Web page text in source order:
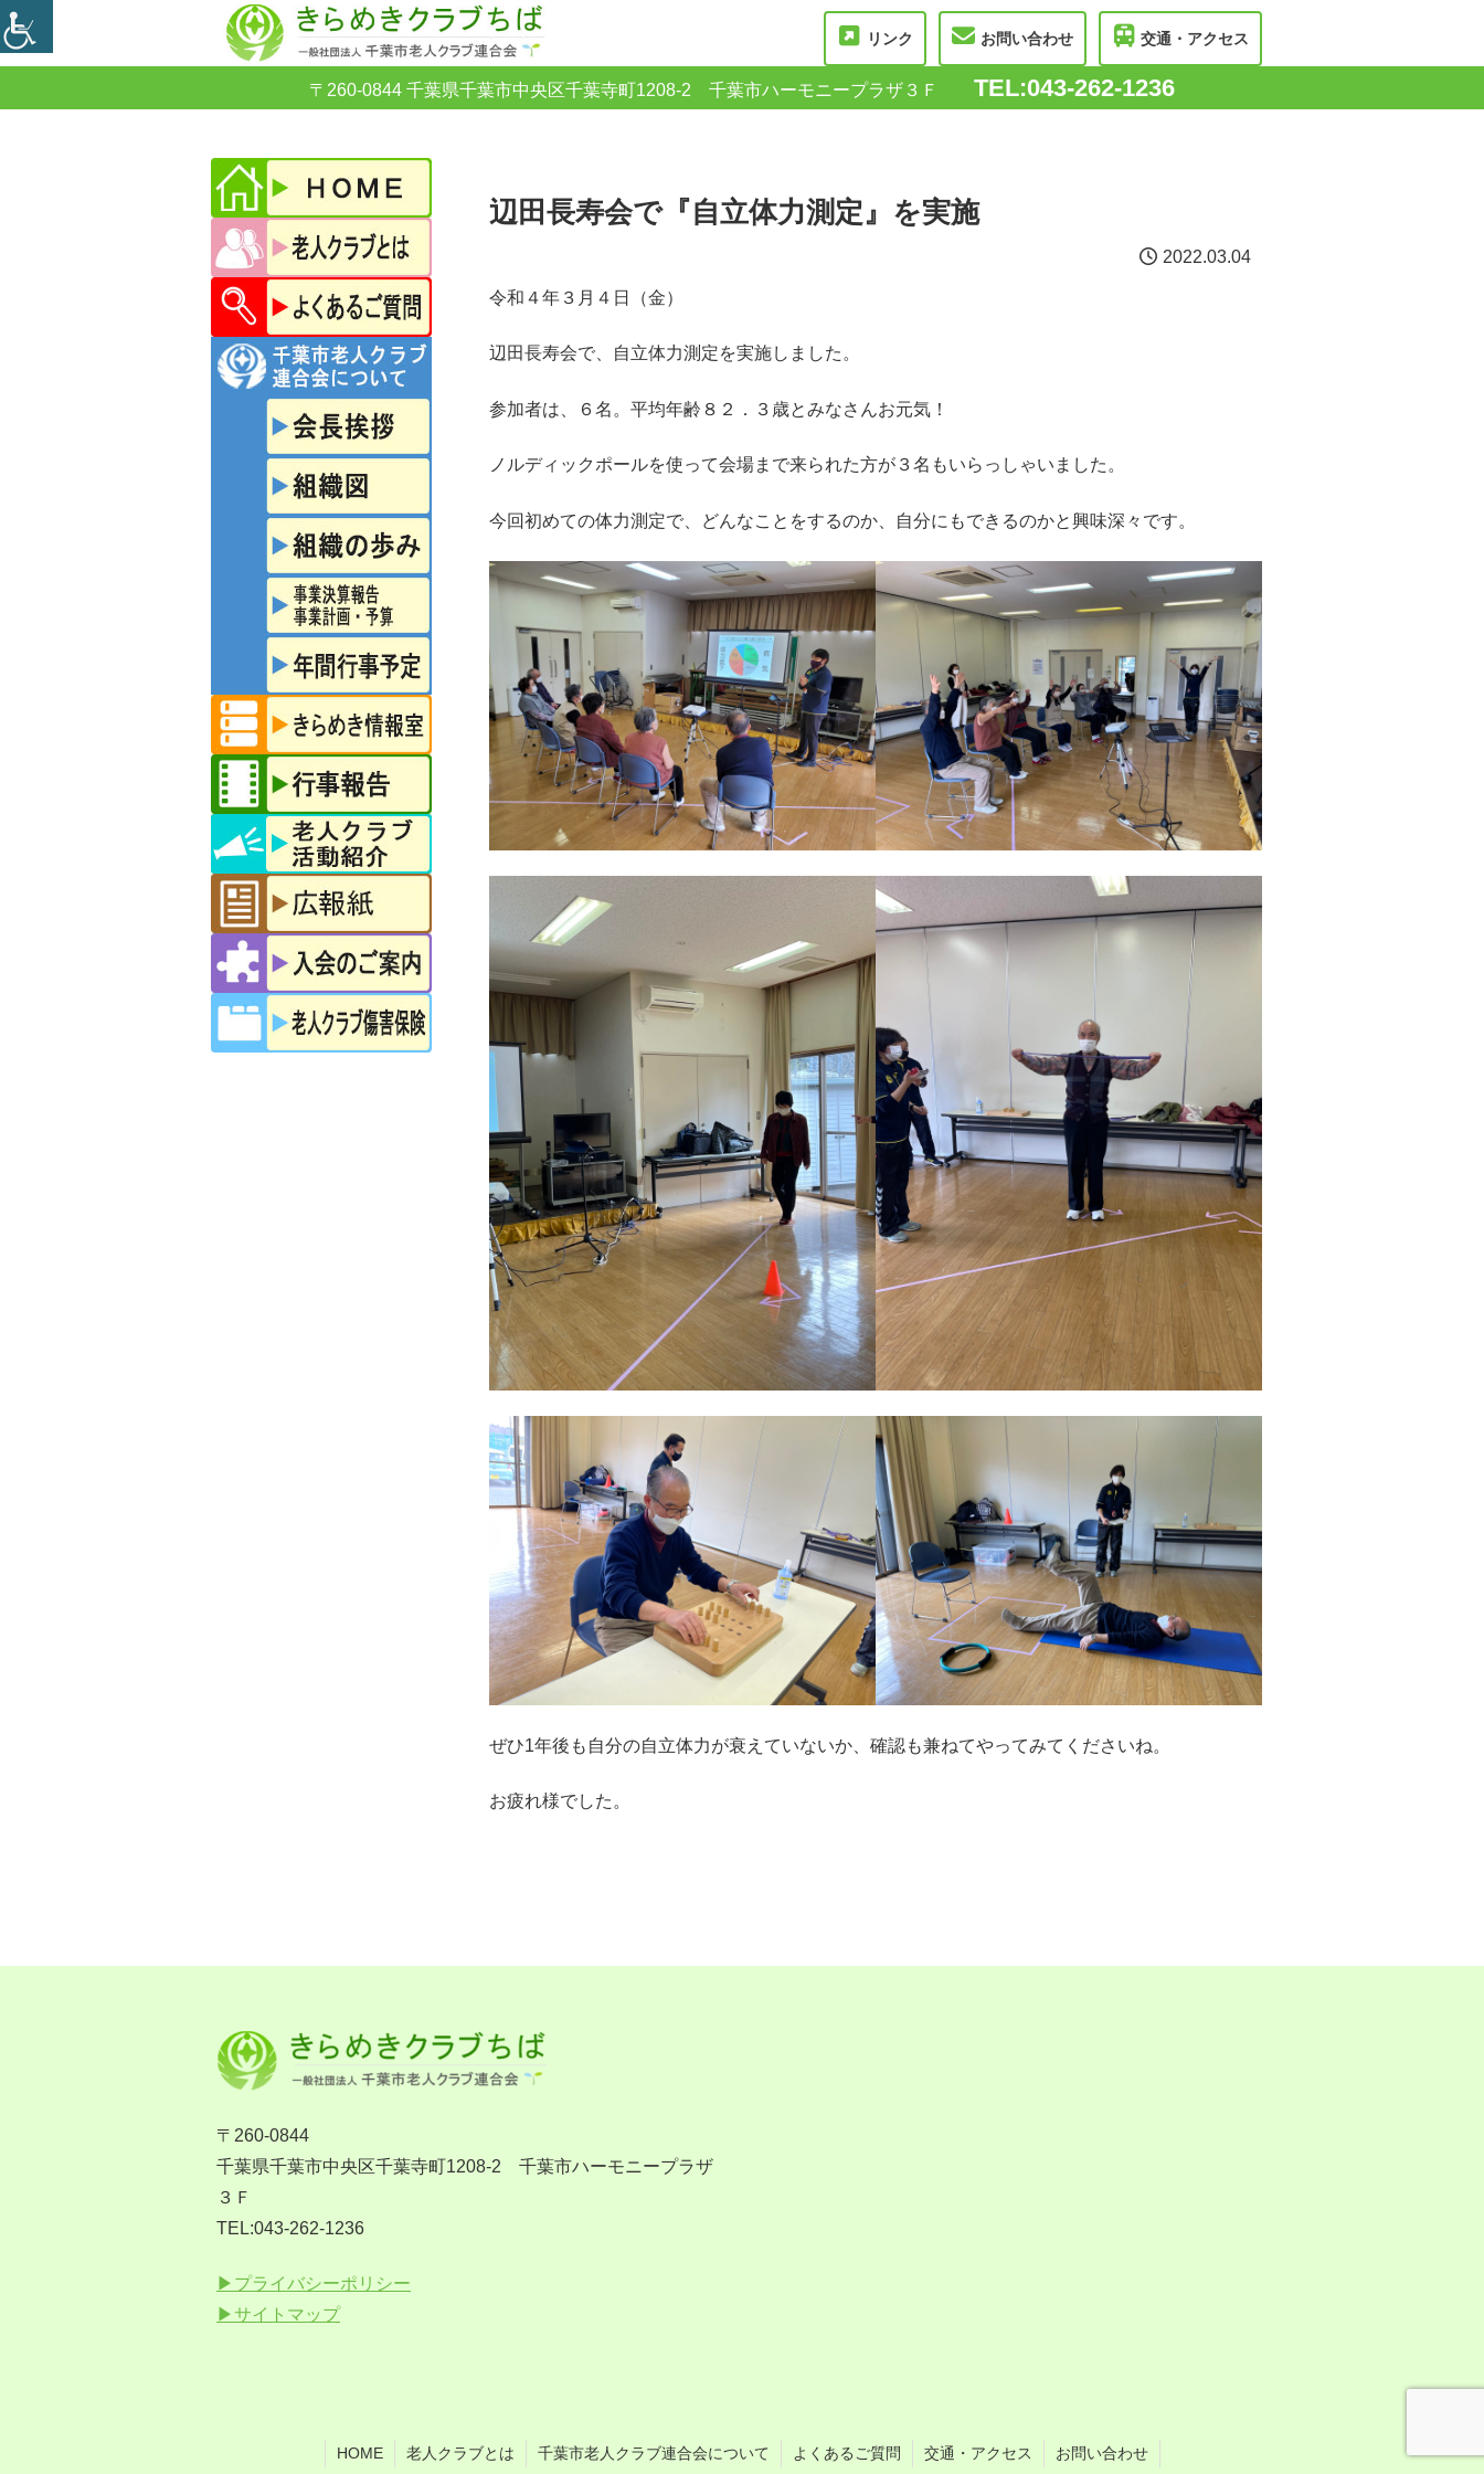
リンク お問い合わせ 交通・アクセス
〒260-0844 千葉県千葉市中央区千葉寺町1208-2 千葉市ハーモニープラザ３Ｆ TEL:043-262-1236
辺田長寿会で『自立体力測定』を実施
2022.03.04
令和４年３月４日（金）
辺田長寿会で、自立体力測定を実施しました。
参加者は、６名。平均年齢８２．３歳とみなさんお元気！
ノルディックポールを使って会場まで来られた方が３名もいらっしゃいました。
今回初めての体力測定で、どんなことをするのか、自分にもできるのかと興味深々です。
ぜひ1年後も自分の自立体力が衰えていないか、確認も兼ねてやってみてくださいね。
お疲れ様でした。
〒260-0844
千葉県千葉市中央区千葉寺町1208-2 千葉市ハーモニープラザ
３Ｆ
TEL:043-262-1236
▶プライバシーポリシー
▶サイトマップ
HOME 老人クラブとは 千葉市老人クラブ連合会について よくあるご質問 交通・アクセス お問い合わせ